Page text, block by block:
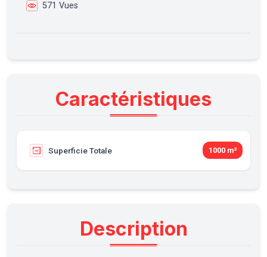
571 Vues
Caractéristiques
Superficie Totale 1000 m²
Description